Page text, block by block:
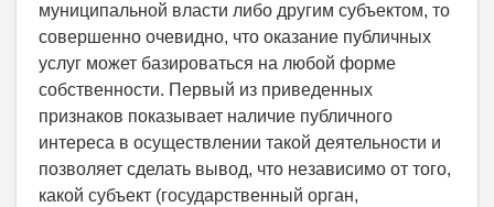
муниципальной власти либо другим субъектом, то
совершенно очевидно, что оказание публичных
услуг может базироваться на любой форме
собственности. Первый из приведенных
признаков показывает наличие публичного
интереса в осуществлении такой деятельности и
позволяет сделать вывод, что независимо от того,
какой субъект (государственный орган,